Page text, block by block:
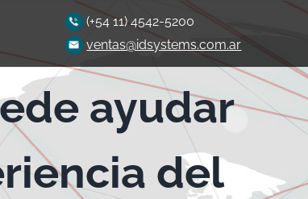
(+54 11) 4542-5200
ventas@idsystems.com.ar
ayudar
del